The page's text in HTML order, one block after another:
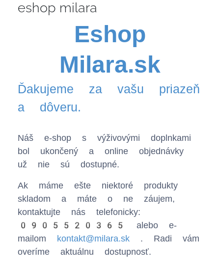
eshop milara
Eshop
Milara.sk
Ďakujeme za vašu priazeň
a dôveru.
Náš e-shop s výživovými doplnkami
bol ukončený a online objednávky
už nie sú dostupné.
Ak máme ešte niektoré produkty
skladom a máte o ne záujem,
kontaktujte nás telefonicky:
0905520365 alebo e-
mailom kontakt@milara.sk . Radi vám
overíme aktuálnu dostupnosť.